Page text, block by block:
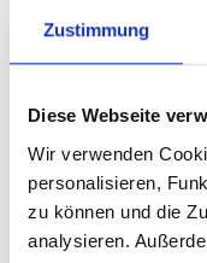
Zustimmung
Diese Webseite
Wir verwenden
personalisieren,
zu können und die
analysieren.
Englisch
07/ 2023 |
El Niño
Nordatlantik
Deutsch